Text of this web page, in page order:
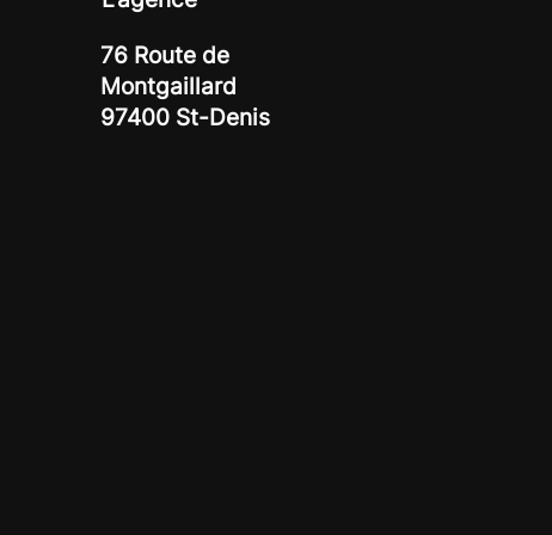
76 Route de
Montgaillard
97400 St-Denis